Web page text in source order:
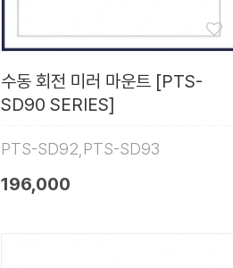
수동 회전 미러 마운트 [PTS-
SD90 SERIES]
PTS-SD92,PTS-SD93
196,000